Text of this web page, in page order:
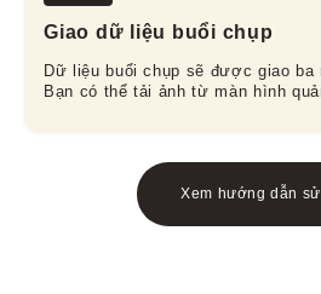
Giao dữ liệu buổi chụp
Dữ liệu buổi chụp sẽ được giao ba
Bạn có thể tải ảnh từ màn hình
Xem hướng dẫn